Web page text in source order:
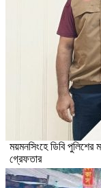
ময়মনসিংহে ডিবি পুলিশের
গ্রেফতার